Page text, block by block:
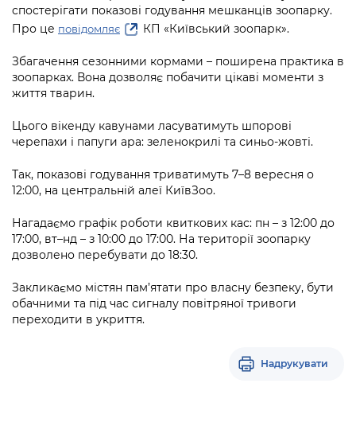
Підприємства, установи, організації
Kyiv International Relations
Річні звіти
Безбар'єрність
Київська міська військова адміністрація
Портал Захисників та Захисниць
Безбар'єрність
Портал послуг
Міський застосунок Київ Цифровий
Уряд» – місцевий рівень»
Про відкриті дані
Публічні дашборди
спостерігати показові годування мешканців зоопарку.
Про це повідомляє КП «Київський зоопарк».
Збагачення сезонними кормами – поширена практика в
зоопарках. Вона дозволяє побачити цікаві моменти з
життя тварин.
Цього вікенду кавунами ласуватимуть шпорові
черепахи і папуги ара: зеленокрилі та синьо-жовті.
Так, показові годування триватимуть 7–8 вересня о
12:00, на центральній алеї КиївЗоо.
Нагадаємо графік роботи квиткових кас: пн – з 12:00 до
17:00, вт–нд – з 10:00 до 17:00. На території зоопарку
дозволено перебувати до 18:30.
Закликаємо містян пам’ятати про власну безпеку, бути
обачними та під час сигналу повітряної тривоги
переходити в укриття.
Надрукувати